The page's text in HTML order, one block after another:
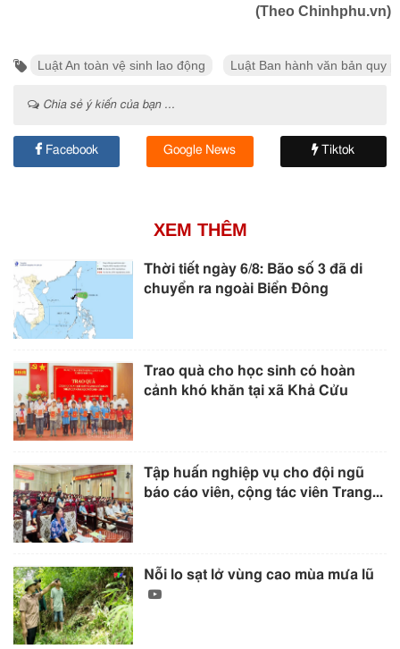
(Theo Chinhphu.vn)
Luật An toàn vệ sinh lao động Luật Ban hành văn bản quy
Chia sẻ ý kiến của bạn ...
Facebook Google News Tiktok
XEM THÊM
Thời tiết ngày 6/8: Bão số 3 đã di
chuyển ra ngoài Biển Đông
Trao quà cho học sinh có hoàn
cảnh khó khăn tại xã Khả Cửu
Tập huấn nghiệp vụ cho đội ngũ
báo cáo viên, cộng tác viên Trang...
Nỗi lo sạt lở vùng cao mùa mưa lũ